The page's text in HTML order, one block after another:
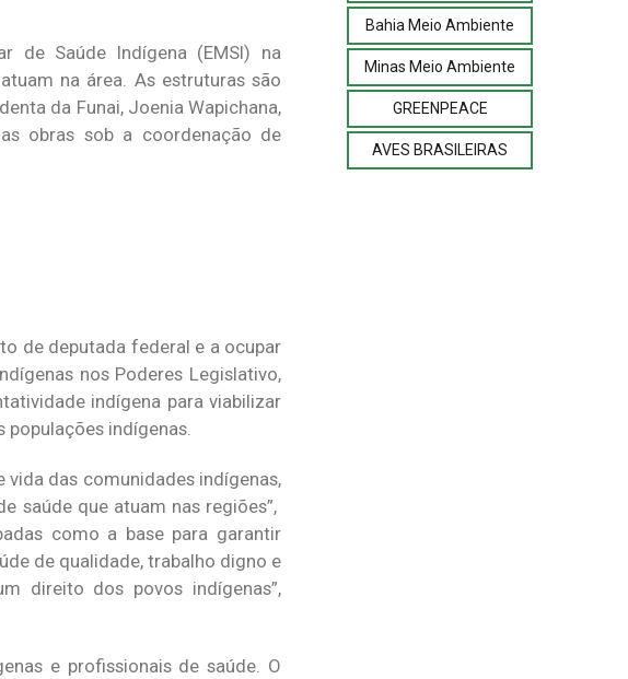
de Saúde Indígena (EMSI) na
na área. As estruturas são
da Funai, Joenia Wapichana,
obras sob a coordenação de
de deputada federal e a ocupar
nos Poderes Legislativo,
indígena para viabilizar
indígenas.
das comunidades indígenas,
saúde que atuam nas regiões”,
como a base para garantir
de qualidade, trabalho digno e
direito dos povos indígenas”,
e profissionais de saúde. O
Bahia Meio Ambiente
Minas Meio Ambiente
GREENPEACE
AVES BRASILEIRAS